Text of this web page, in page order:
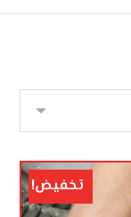
تخفيض!